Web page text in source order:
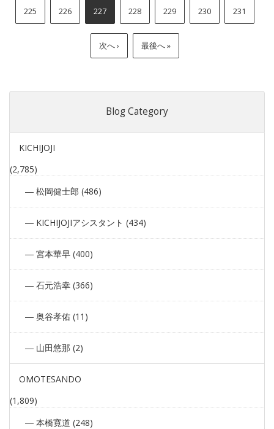
225 226 227 228 229 230 231
次へ › 最後へ »
Blog Category
KICHIJOJI
(2,785)
松岡健士郎 (486)
KICHIJOJIアシスタント (434)
宮本華早 (400)
石元浩幸 (366)
奥谷孝佑 (11)
山田悠那 (2)
OMOTESANDO
(1,809)
本橋寛道 (248)